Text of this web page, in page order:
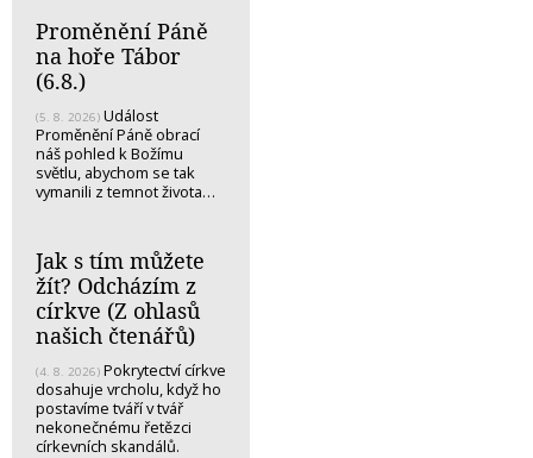
Proměnění Páně
na hoře Tábor
(6.8.)
(5. 8. 2026) Událost
Proměnění Páně obrací
náš pohled k Božímu
světlu, abychom se tak
vymanili z temnot života…
Jak s tím můžete
žít? Odcházím z
církve (Z ohlasů
našich čtenářů)
(4. 8. 2026) Pokrytectví církve
dosahuje vrcholu, když ho
postavíme tváří v tvář
nekonečnému řetězci
církevních skandálů.